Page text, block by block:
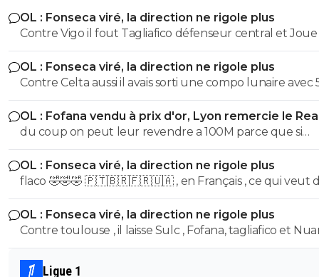
OL : Fonseca viré, la direction ne rigole plus
Contre Vigo il fout Tagliafico défenseur central et Joue
une défense à 5
OL : Fonseca viré, la direction ne rigole plus
Contre Celta aussi il avais sorti une compo lunaire avec
défenseurs Contre united il titularise akoukou il en est pas a
son premier coup essai
OL : Fofana vendu à prix d'or, Lyon remercie le
du coup on peut leur revendre a 100M parce que si
diomande en vaut 140 je vois pas trop pourquoi fofana
serait 30 Les mecs te sortent oui mais pour 19 ans il est
vraiment puissant .... normal il en a 25
OL : Fonseca viré, la direction ne rigole plus
flaco 🤣🤣🤣 🇵🇹🇧🇷🇫🇷🇺🇦 , en Français , ce qui veut dire ,
stp ,?
OL : Fonseca viré, la direction ne rigole plus
Contre toulouse , il laisse Sulc , Fofana, tagliafico et
sur le banc... de plus avec son délire de foutre Endrick
aillier, tu te tapes l'autre plot nullissime de
Ligue 1